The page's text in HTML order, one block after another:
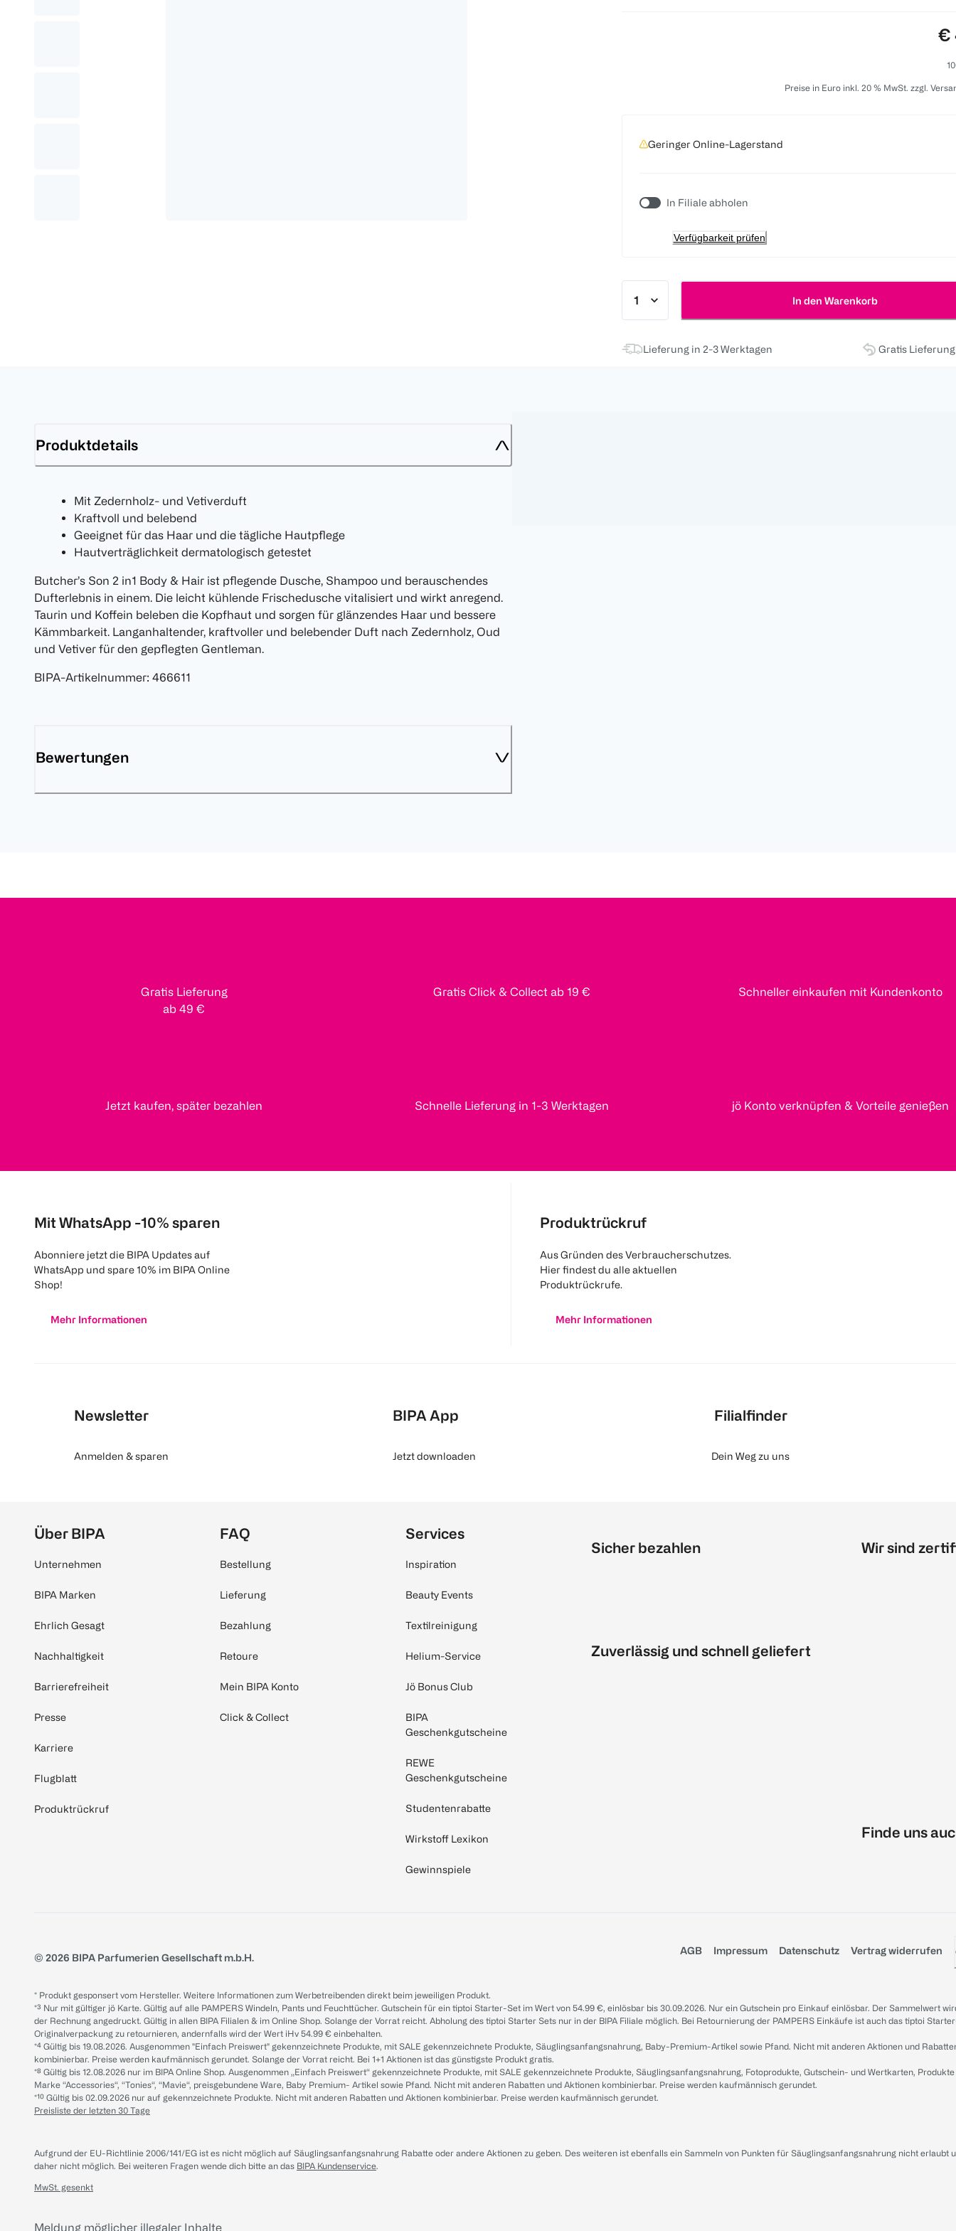
€
Preise in Euro inkl. 20 % MwSt. zzgl.
Geringer Online-Lagerstand
In Filiale abholen
Verfügbarkeit prüfen
In den Warenkorb
Lieferung in 2-3 Werktagen Gratis
Produktdetails
Mit Zedernholz- und Vetiverduft
Kraftvoll und belebend
Geeignet für das Haar und die tägliche Hautpflege
Hautverträglichkeit dermatologisch getestet
Butcher’s Son 2 in1 Body & Hair ist pflegende Dusche, Shampoo und berauschendes
Dufterlebnis in einem. Die leicht kühlende Frischedusche vitalisiert und wirkt anregend.
Taurin und Koffein beleben die Kopfhaut und sorgen für glänzendes Haar und bessere
Kämmbarkeit. Langanhaltender, kraftvoller und belebender Duft nach Zedernholz, Oud
und Vetiver für den gepflegten Gentleman.
BIPA-Artikelnummer: 466611
Bewertungen
Gratis Lieferung
ab 49 €
Gratis Click & Collect ab 19 € Schneller einkaufen mit Kundenkonto
Jetzt kaufen, später bezahlen Schnelle Lieferung in 1-3 Werktagen jö Konto verknüpfen & Vorteile genießen
Mit WhatsApp -10% sparen
Abonniere jetzt die BIPA Updates auf
WhatsApp und spare 10% im BIPA Online
Shop!
Mehr Informationen
Produktrückruf
Aus Gründen des Verbraucherschutzes.
Hier findest du alle aktuellen
Produktrückrufe.
Mehr Informationen
Newsletter
Anmelden & sparen
BIPA App
Jetzt downloaden
Filialfinder
Dein Weg zu uns
Über BIPA
Unternehmen
BIPA Marken
Ehrlich Gesagt
Nachhaltigkeit
Barrierefreiheit
Presse
Karriere
Flugblatt
Produktrückruf
FAQ
Bestellung
Lieferung
Bezahlung
Retoure
Mein BIPA Konto
Click & Collect
Services
Inspiration
Beauty Events
Textilreinigung
Helium-Service
Jö Bonus Club
BIPA
Geschenkgutscheine
REWE
Geschenkgutscheine
Studentenrabatte
Wirkstoff Lexikon
Gewinnspiele
Sicher bezahlen
Zuverlässig und schnell geliefert
Wir sind
Finde uns
© 2026 BIPA Parfumerien Gesellschaft m.b.H.
AGB Impressum Datenschutz Vertrag widerrufen
* Produkt gesponsert vom Hersteller. Weitere Informationen zum Werbetreibenden direkt beim jeweiligen Produkt.
*³ Nur mit gültiger jö Karte. Gültig auf alle PAMPERS Windeln, Pants und Feuchttücher. Gutschein für ein tiptoi Starter-Set im Wert von 54.99 €, einlösbar bis 30.09.2026. Nur ein Gutschein pro Einkauf einlösbar. Der Sammelwert
der Rechnung angedruckt. Gültig in allen BIPA Filialen & im Online Shop. Solange der Vorrat reicht. Abholung des tiptoi Starter Sets nur in der BIPA Filiale möglich. Bei Retournierung der PAMPERS Einkäufe ist auch das tiptoi
Originalverpackung zu retournieren, andernfalls wird der Wert iHv 54.99 € einbehalten.
*⁴ Gültig bis 19.08.2026. Ausgenommen "Einfach Preiswert" gekennzeichnete Produkte, mit SALE gekennzeichnete Produkte, Säuglingsanfangsnahrung, Baby-Premium-Artikel sowie Pfand. Nicht mit anderen Aktionen und
kombinierbar. Preise werden kaufmännisch gerundet. Solange der Vorrat reicht. Bei 1+1 Aktionen ist das günstigste Produkt gratis.
*⁸ Gültig bis 12.08.2026 nur im BIPA Online Shop. Ausgenommen „Einfach Preiswert“ gekennzeichnete Produkte, mit SALE gekennzeichnete Produkte, Säuglingsanfangsnahrung, Fotoprodukte, Gutschein- und Wertkarten,
Marke “Accessories“, “Tonies“, “Mavie“, preisgebundene Ware, Baby Premium- Artikel sowie Pfand. Nicht mit anderen Rabatten und Aktionen kombinierbar. Preise werden kaufmännisch gerundet.
*¹⁰ Gültig bis 02.09.2026 nur auf gekennzeichnete Produkte. Nicht mit anderen Rabatten und Aktionen kombinierbar. Preise werden kaufmännisch gerundet.
Preisliste der letzten 30 Tage
Aufgrund der EU-Richtlinie 2006/141/EG ist es nicht möglich auf Säuglingsanfangsnahrung Rabatte oder andere Aktionen zu geben. Des weiteren ist ebenfalls ein Sammeln von Punkten für Säuglingsanfangsnahrung nicht erlaubt
daher nicht möglich. Bei weiteren Fragen wende dich bitte an das BIPA Kundenservice.
MwSt. gesenkt
Meldung möglicher illegaler Inhalte